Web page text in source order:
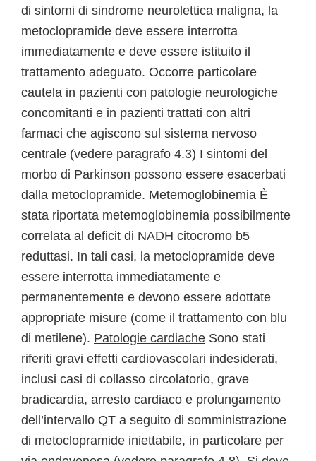
di sintomi di sindrome neurolettica maligna, la
metoclopramide deve essere interrotta
immediatamente e deve essere istituito il
trattamento adeguato. Occorre particolare
cautela in pazienti con patologie neurologiche
concomitanti e in pazienti trattati con altri
farmaci che agiscono sul sistema nervoso
centrale (vedere paragrafo 4.3) I sintomi del
morbo di Parkinson possono essere esacerbati
dalla metoclopramide. Metemoglobinemia È
stata riportata metemoglobinemia possibilmente
correlata al deficit di NADH citocromo b5
reduttasi. In tali casi, la metoclopramide deve
essere interrotta immediatamente e
permanentemente e devono essere adottate
appropriate misure (come il trattamento con blu
di metilene). Patologie cardiache Sono stati
riferiti gravi effetti cardiovascolari indesiderati,
inclusi casi di collasso circolatorio, grave
bradicardia, arresto cardiaco e prolungamento
dell’intervallo QT a seguito di somministrazione
di metoclopramide iniettabile, in particolare per